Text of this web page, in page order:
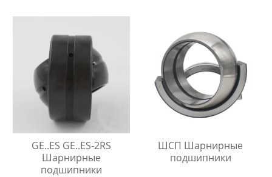
обслуживания
GE..ES GE..ES-2RS
Шарнирные
подшипники
ШСП Шарнирные
подшипники